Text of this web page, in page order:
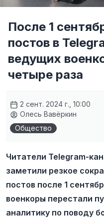
После 1
постов в
ведущих
четыре раза
2 сент. 2024 г., 10:00
Олесь Вавёркин
Общество
Читатели Telegram-
заметили резкое
постов после 1
военкоры перестали
аналитику по поводу